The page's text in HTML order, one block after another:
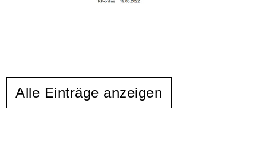
Alle Einträge anzeigen